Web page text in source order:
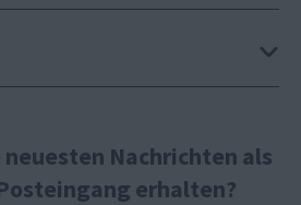
neuesten Nachrichten als
erhalten?